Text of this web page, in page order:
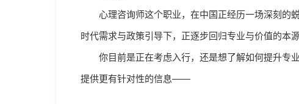
心理咨询师这个职业，在中国正经历一场深刻的
时代需求与政策引导下，正逐步回归专业与价值的本源
你目前是正在考虑入行，还是想了解如何提升专
提供更有针对性的信息——